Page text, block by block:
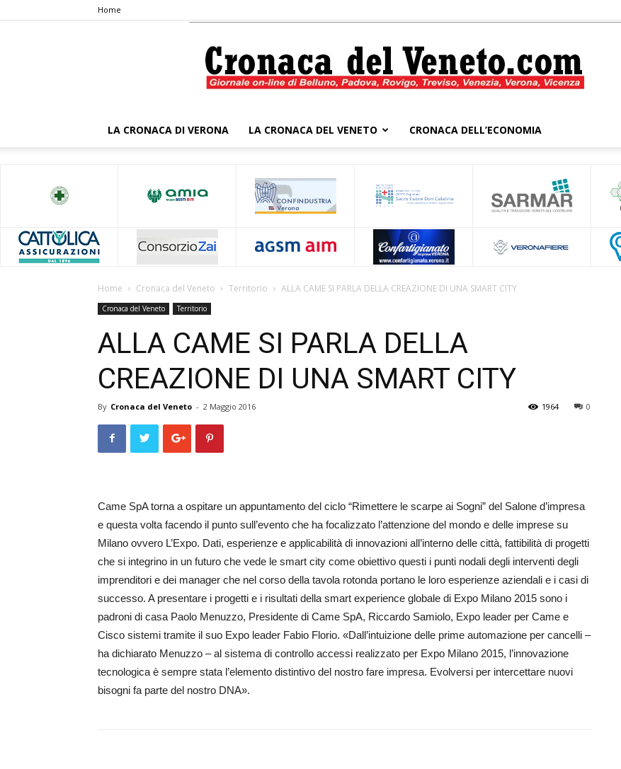
Home
LA CRONACA DI VERONA LA CRONACA DEL VENETO CRONACA DELL’ECONOMIA
Home Cronaca del Veneto Territorio ALLA CAME SI PARLA DELLA CREAZIONE DI UNA SMART CITY
Cronaca del Veneto Territorio
ALLA CAME SI PARLA DELLA
CREAZIONE DI UNA SMART CITY
By Cronaca del Veneto - 2 Maggio 2016 0
1964
Came SpA torna a ospitare un appuntamento del ciclo “Rimet­tere le scarpe ai Sogni” del Sa­lone d’impresa
e questa volta fa­cendo il punto sull’evento che ha focalizzato l’attenzione del mon­do e delle imprese su
Milano ov­vero L’Expo. Dati, esperienze e applicabilità di innovazioni all’interno delle città, fattibilità di progetti
che si integrino in un futuro che vede le smart city come obiettivo questi i punti nodali degli interventi degli
imprenditori e dei manager che nel corso della ta­vola rotonda portano le loro esperienze aziendali e i casi di
successo. A presentare i progetti e i risultati della smart experience globale di Expo Milano 2015 sono i
padroni di casa Paolo Me­nuz­zo, Presidente di Came SpA, Riccardo Samiolo, Expo leader per Came e
Cisco sistemi tramite il suo Expo leader Fabio Florio. «Dall’intuizione delle prime automazione per cancelli –
ha dichiarato Menuzzo – al sistema di controllo accessi realizzato per Expo Milano 2015, l’innovazione
tecnologica è sempre stata l’elemento distintivo del nostro fare impresa. Evolversi per intercettare nuovi
bisogni fa parte del nostro DNA».